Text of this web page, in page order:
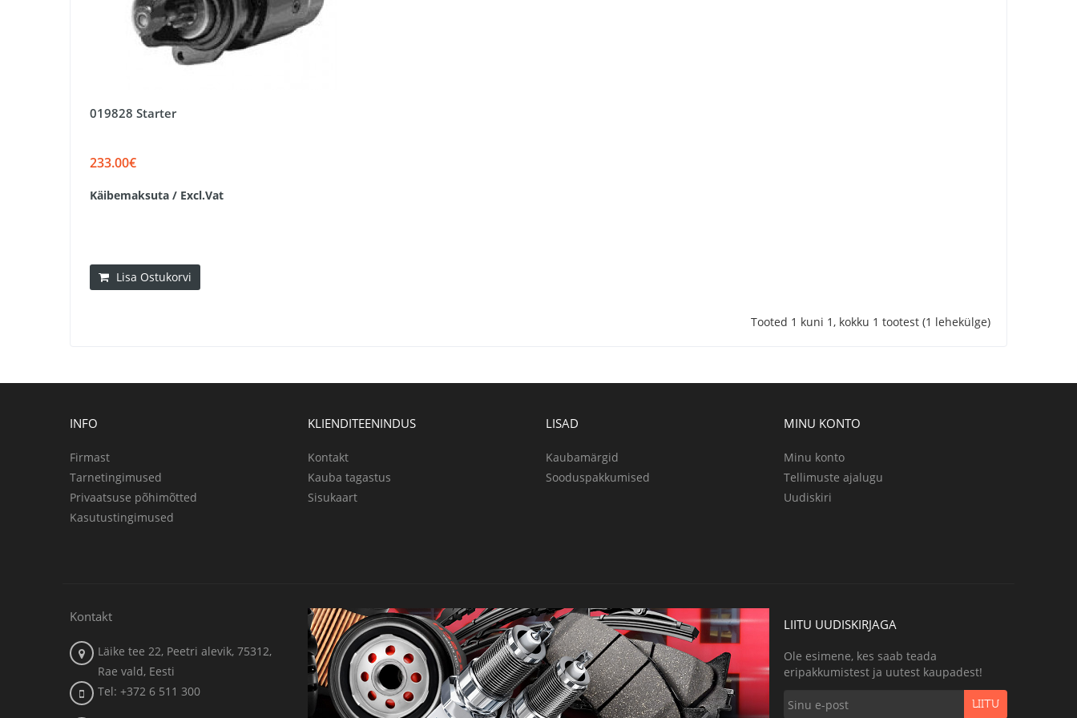
019828 Starter
233.00€
Käibemaksuta / Excl.Vat
Lisa Ostukorvi
Tooted 1 kuni 1, kokku 1 tootest (1 lehekülge)
INFO
Firmast
Tarnetingimused
Privaatsuse põhimõtted
Kasutustingimused
KLIENDITEENINDUS
Kontakt
Kauba tagastus
Sisukaart
LISAD
Kaubamärgid
Sooduspakkumised
MINU KONTO
Minu konto
Tellimuste ajalugu
Uudiskiri
Kontakt
Läike tee 22, Peetri alevik, 75312,
Rae vald, Eesti
Tel: +372 6 511 300
LIITU UUDISKIRJAGA
Ole esimene, kes saab teada
eripakkumistest ja uutest kaupadest!
LIITU